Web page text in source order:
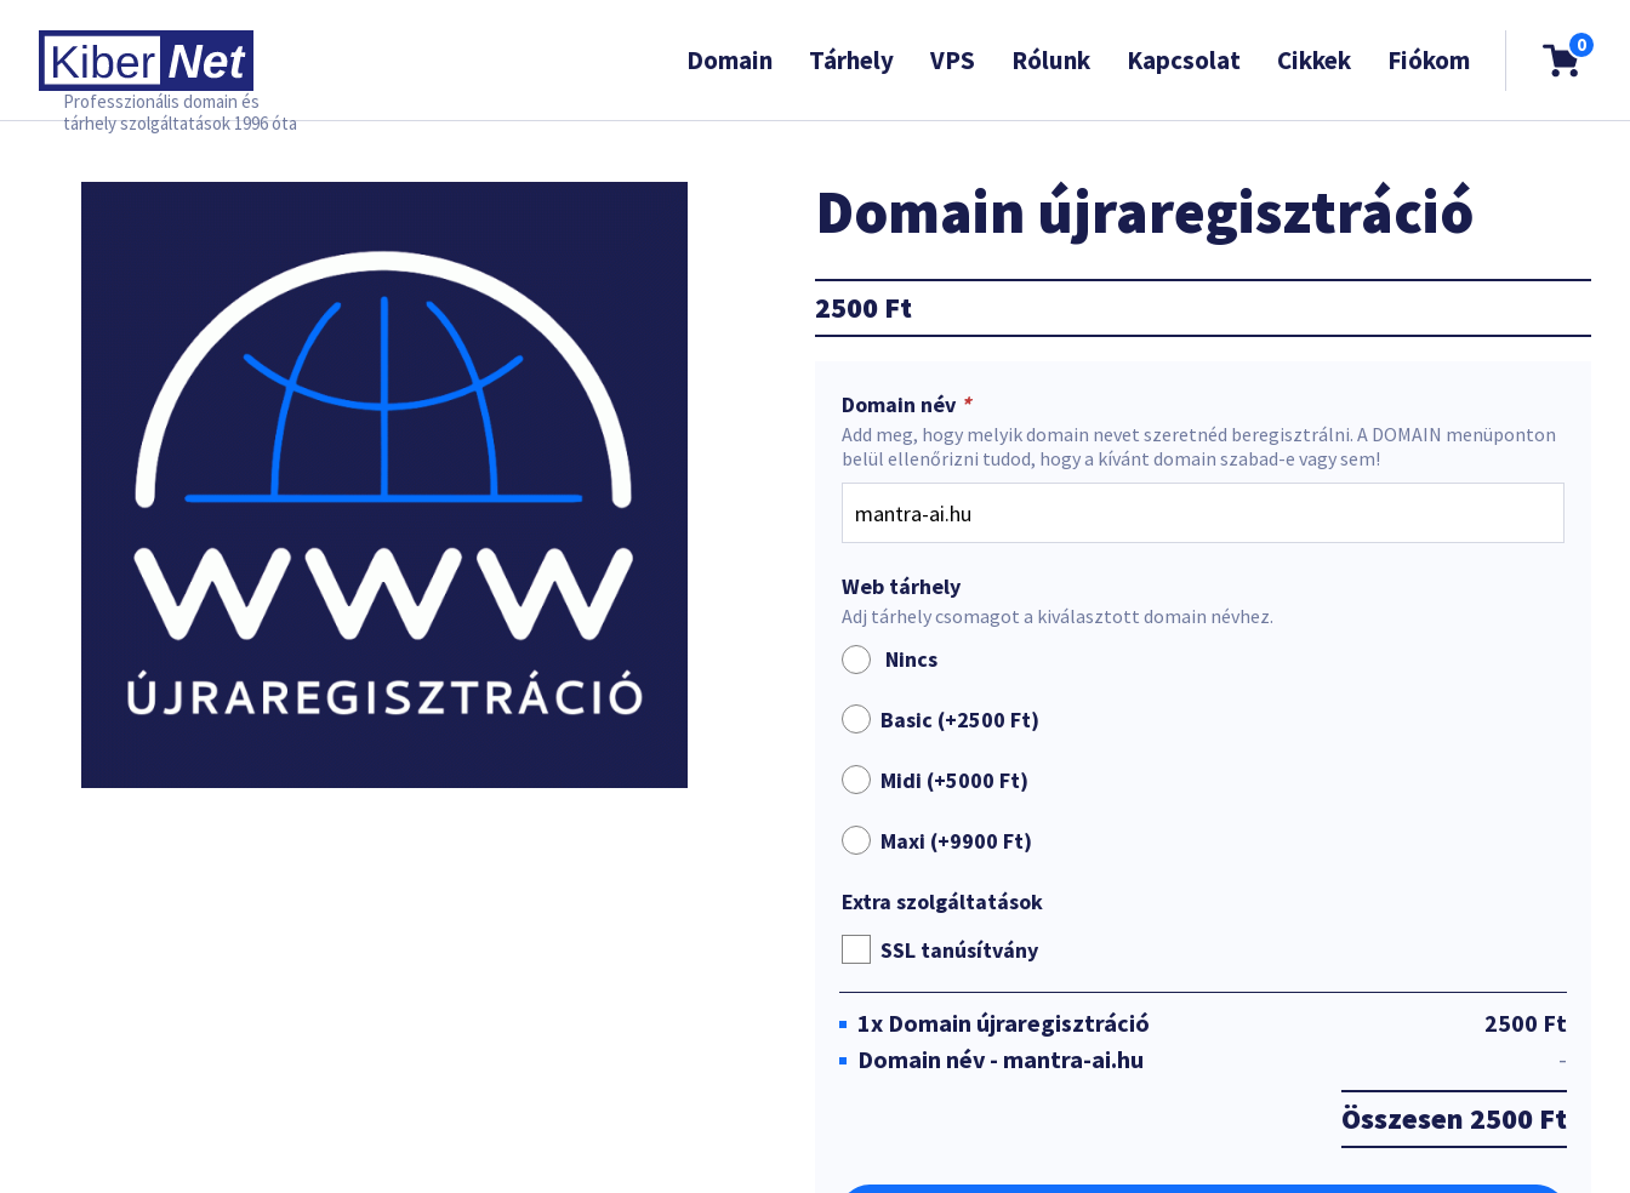
Professzionális domain és
tárhely szolgáltatások 1996 óta
Domain Tárhely VPS Rólunk Kapcsolat Cikkek Fiókom 0
Domain újraregisztráció
2500 Ft
Domain név *
Add meg, hogy melyik domain nevet szeretnéd beregisztrálni. A DOMAIN menüponton
belül ellenőrizni tudod, hogy a kívánt domain szabad-e vagy sem!
Web tárhely
Adj tárhely csomagot a kiválasztott domain névhez.
Nincs
Basic (+2500 Ft)
Midi (+5000 Ft)
Maxi (+9900 Ft)
Extra szolgáltatások
SSL tanúsítvány
1x Domain újraregisztráció
2500 Ft
Domain név - mantra-ai.hu
-
Összesen 2500 Ft